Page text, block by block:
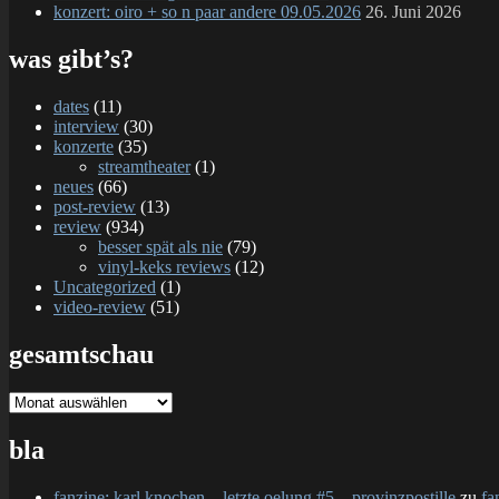
konzert: oiro + so n paar andere 09.05.2026 26. Juni 2026
was gibt’s?
dates (11)
interview (30)
konzerte (35)
streamtheater(1)
neues (66)
post-review (13)
review (934)
besser spät als nie (79)
vinyl-keks reviews (12)
Uncategorized (1)
video-review (51)
gesamtschau
gesamtschau
bla